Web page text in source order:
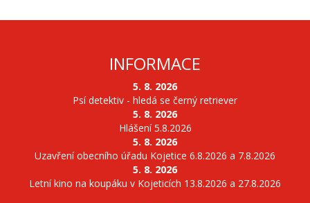
INFORMACE
5. 8. 2026
Psí detektiv - hledá se černý retriever
5. 8. 2026
Hlášení 5.8.2026
5. 8. 2026
Uzavření obecního úřadu Kojetice 6.8.2026 a 7.8.2026
5. 8. 2026
Letní kino na koupáku v Kojeticích 13.8.2026 a 27.8.2026